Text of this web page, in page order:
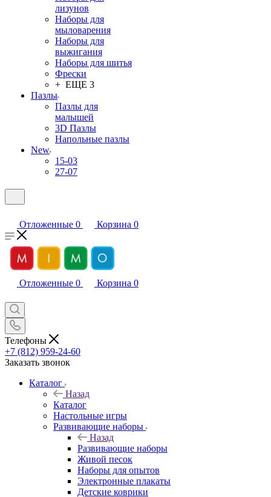
лизунов
Наборы для
мыловарения
Наборы для
выжигания
Наборы для шитья
Фрески
+ ЕЩЕ 3
Пазлы
Пазлы для
малышей
3D Пазлы
Напольные пазлы
New
15-03
27-07
Отложенные 0 Корзина 0
Отложенные 0 Корзина 0
Телефоны
+7 (812) 959-24-60
Заказать звонок
Каталог
Назад
Каталог
Настольные игры
Развивающие наборы
Назад
Развивающие наборы
Живой песок
Наборы для опытов
Электронные плакаты
Детские коврики